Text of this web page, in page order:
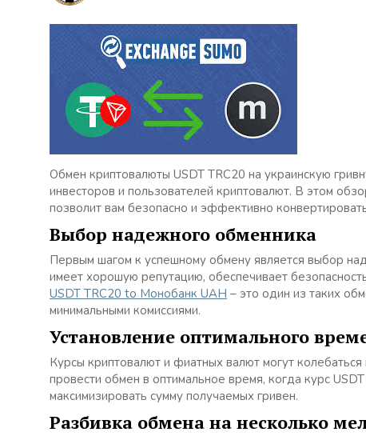
Обмен криптовалюты USDT TRC20 на украинскую
инвесторов и пользователей криптовалют. В этом
позволит вам безопасно и эффективно
Выбор надежного обменника
Первым шагом к успешному обмену является выбор
имеет хорошую репутацию, обеспечивает
USDT TRC20 to Монобанк UAH – это один из таких
минимальными комиссиями.
Установление оптимального
Курсы криптовалют и фиатных валют могут
провести обмен в оптимальное время, когда курс
максимизировать сумму получаемых гривен.
Разбивка обмена на несколько